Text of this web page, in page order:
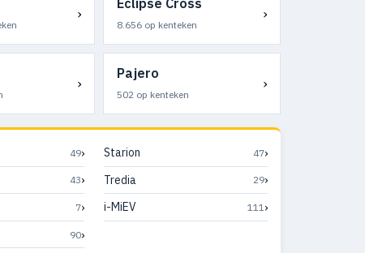
›
Eclipse Cross
8.656 op kenteken
›
›
Pajero
502 op kenteken
›
49›
43›
7›
90›
Starion 47›
Tredia 29›
i-MiEV 111 ›